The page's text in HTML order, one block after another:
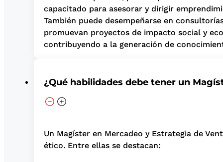
capacitado para asesorar y dirigir
También puede desempeñarse en
promuevan proyectos de impacto social y
contribuyendo a la generación de
¿Qué habilidades debe tener un
Un Magíster en Mercadeo y Estrategia de
ético. Entre ellas se destacan: